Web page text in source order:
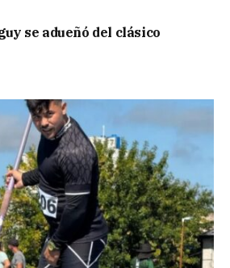
se adueñó del clásico